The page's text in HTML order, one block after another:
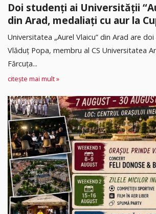
Doi studenți ai Universității
din Arad, medaliați cu aur la
Universitatea „Aurel Vlaicu” din Arad are
Vlăduț Popa, membru al CS Universitatea
Fărcuța...
citește mai mult »